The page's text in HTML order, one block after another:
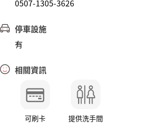
0507-1305-3626
停車設施
有
相關資訊
可刷卡 提供洗手間